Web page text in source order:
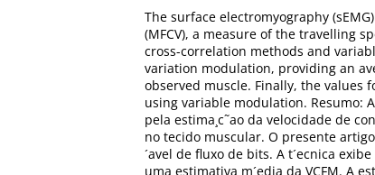
The surface electromyography
(MFCV), a measure of the travelling
cross-correlation methods and
variation modulation, providing an
observed muscle. Finally, the
using variable modulation. Resumo:
pela estima¸c˜ao da velocidade de
no tecido muscular. O presente
´avel de fluxo de bits. A t´ecnica
uma estimativa m´edia da VCFM. A